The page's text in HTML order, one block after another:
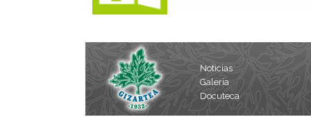
Noticias
Galería
Docuteca